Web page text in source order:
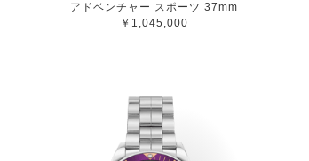
アドベンチャー スポーツ 37mm
￥1,045,000